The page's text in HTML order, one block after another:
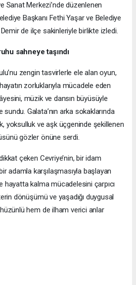
Sanat Merkezi’nde düzenlenen
Başkanı Fethi Yaşar ve Belediye
Demir de ilçe sakinleriyle birlikte izledi.
sahneye taşındı
zengin tasvirlerle ele alan oyun,
zorluklarıyla mücadele eden
müzik ve dansın büyüsüyle
Galata’nın arka sokaklarında
yoksulluk ve aşk üçgeninde şekillenen
gözler önüne serdi.
çeken Cevriye’nin, bir idam
adamla karşılaşmasıyla başlayan
hayatta kalma mücadelesini çarpıcı
dönüşümü ve yaşadığı duygusal
hem de ilham verici anlar